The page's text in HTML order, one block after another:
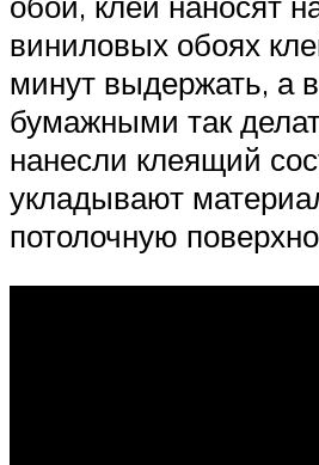
виниловых обоях
минут выдержать, а
бумажными так
нанесли клеящий
укладывают
потолочную